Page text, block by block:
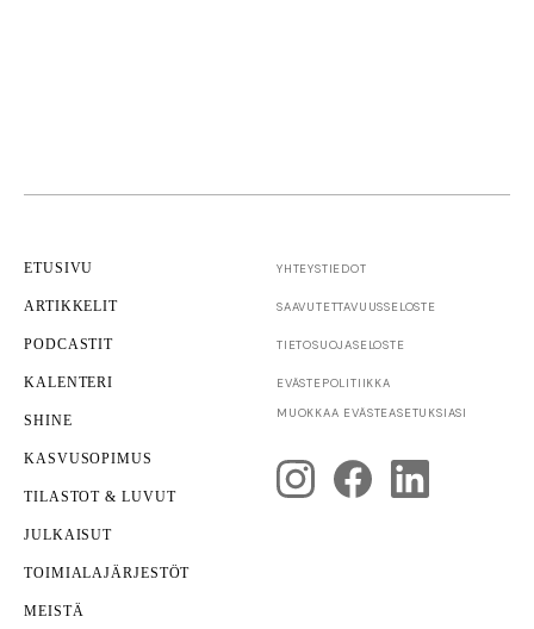
ETUSIVU
ARTIKKELIT
PODCASTIT
KALENTERI
SHINE
KASVUSOPIMUS
TILASTOT & LUVUT
JULKAISUT
TOIMIALAJÄRJESTÖT
MEISTÄ
YHTEYSTIEDOT
SAAVUTETTAVUUS­SELOSTE
TIETOSUOJASELOSTE
EVÄSTEPOLITIIKKA
MUOKKAA EVÄSTEASETUKSIASI